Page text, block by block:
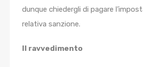
dunque chiedergli di pagare
relativa sanzione.
Il ravvedimento